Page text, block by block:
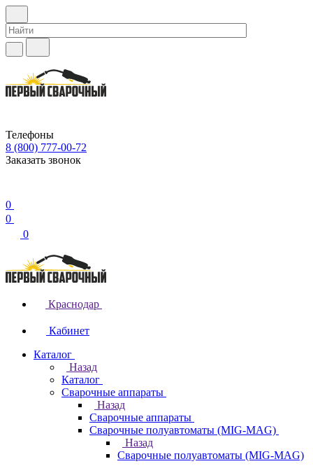
Телефоны
8 (800) 777-00-72
Заказать звонок
0
0
0
Краснодар
Кабинет
Каталог
Назад
Каталог
Сварочные аппараты
Назад
Сварочные аппараты
Сварочные полуавтоматы (MIG-MAG)
Назад
Сварочные полуавтоматы (MIG-MAG)